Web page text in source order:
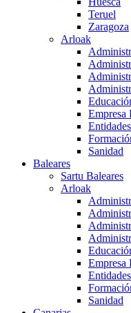
Teruel
Zaragoza
Arloak
Empresa
Sanidad
Baleares
Sartu Baleares
Arloak
Empresa
Sanidad